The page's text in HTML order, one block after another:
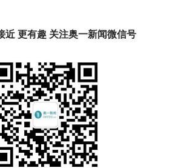
近 更有趣 关注奥一新闻微信号